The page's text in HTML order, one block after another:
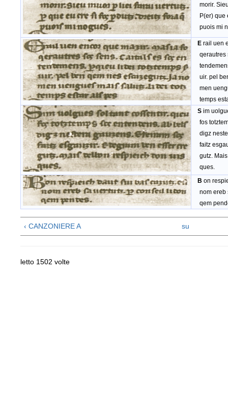
morir.
P(er) que
puois mi
E rail uen
qerautres
uir. pel
men
temps
S im
fos
digz
faitz
gutz. Mais
ques.
B on
nom ereb
qem
‹ CANZONIERE A su
letto 1502 volte